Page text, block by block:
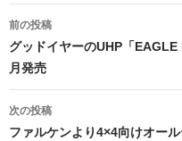
稿
ナ
ビ
ゲ
ー
シ
前の投稿
グッドイヤーのUHP「
月発売
次の投稿
ファルケンより4×4向けオー